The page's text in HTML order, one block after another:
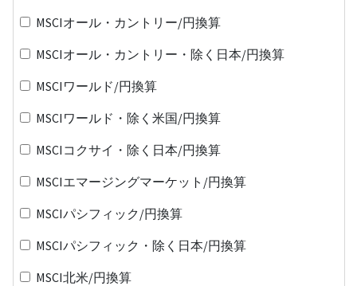
MSCIオール・カントリー/円換算
MSCIオール・カントリー・除く日本/円換算
MSCIワールド/円換算
MSCIワールド・除く米国/円換算
MSCIコクサイ・除く日本/円換算
MSCIエマージングマーケット/円換算
MSCIパシフィック/円換算
MSCIパシフィック・除く日本/円換算
MSCI北米/円換算